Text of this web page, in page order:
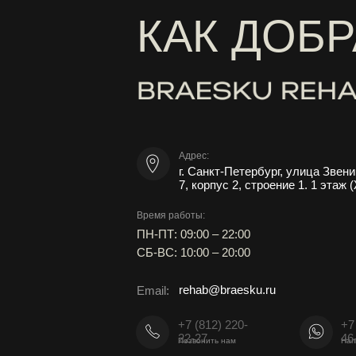
rehab@braesku.ru
Email:
Позвонить нам
+7 (812) 220-
22-27
КАК
Время работы:
ПН-ПТ: 09:00 – 22:00
СБ-ВС: 10:00 – 20:00
Адрес:
г. Санкт-Петербург, улица
7, корпус 2, строение 1. 1 этаж